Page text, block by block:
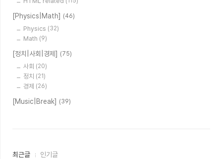
[Physics|Math] (46)
Physics (32)
Math (9)
[정치|사회|경제] (75)
사회 (20)
정치 (21)
경제 (26)
[Music|Break] (39)
최
최근글 인기글